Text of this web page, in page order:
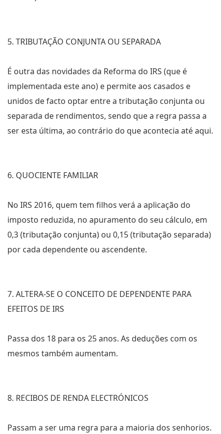
5. TRIBUTAÇÃO CONJUNTA OU SEPARADA
É outra das novidades da Reforma do IRS (que é
implementada este ano) e permite aos casados e
unidos de facto optar entre a tributação conjunta ou
separada de rendimentos, sendo que a regra passa a
ser esta última, ao contrário do que acontecia até aqui.
6. QUOCIENTE FAMILIAR
No IRS 2016, quem tem filhos verá a aplicação do
imposto reduzida, no apuramento do seu cálculo, em
0,3 (tributação conjunta) ou 0,15 (tributação separada)
por cada dependente ou ascendente.
7. ALTERA-SE O CONCEITO DE DEPENDENTE PARA
EFEITOS DE IRS
Passa dos 18 para os 25 anos. As deduções com os
mesmos também aumentam.
8. RECIBOS DE RENDA ELECTRÓNICOS
Passam a ser uma regra para a maioria dos senhorios.